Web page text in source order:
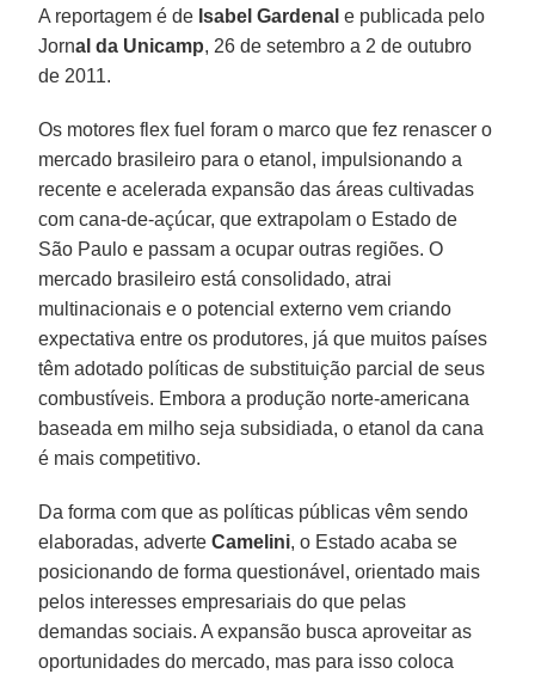
A reportagem é de Isabel Gardenal e publicada pelo
Jornal da Unicamp, 26 de setembro a 2 de outubro
de 2011.
Os motores flex fuel foram o marco que fez renascer o
mercado brasileiro para o etanol, impulsionando a
recente e acelerada expansão das áreas cultivadas
com cana-de-açúcar, que extrapolam o Estado de
São Paulo e passam a ocupar outras regiões. O
mercado brasileiro está consolidado, atrai
multinacionais e o potencial externo vem criando
expectativa entre os produtores, já que muitos países
têm adotado políticas de substituição parcial de seus
combustíveis. Embora a produção norte-americana
baseada em milho seja subsidiada, o etanol da cana
é mais competitivo.
Da forma com que as políticas públicas vêm sendo
elaboradas, adverteCamelini, o Estado acaba se
posicionando de forma questionável, orientado mais
pelos interesses empresariais do que pelas
demandas sociais. A expansão busca aproveitar as
oportunidades do mercado, mas para isso coloca